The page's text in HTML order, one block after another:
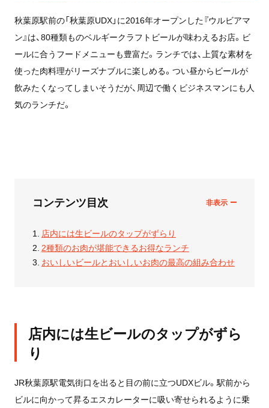
秋葉原駅前の「秋葉原UDX」に2016年オープンした『ウルビアマ
ン』は、80種類ものベルギークラフトビールが味わえるお店。ビ
ールに合うフードメニューも豊富だ。ランチでは、上質な素材を
使った肉料理がリーズナブルに楽しめる。つい昼からビールが
飲みたくなってしまいそうだが、周辺で働くビジネスマンにも人
気のランチだ。
コンテンツ目次
店内には生ビールのタップがずらり
2種類のお肉が堪能できるお得なランチ
おいしいビールとおいしいお肉の最高の組み合わせ
店内には生ビールのタップがずら
り
JR秋葉原駅電気街口を出ると目の前に立つUDXビル。駅前から
ビルに向かって昇るエスカレーターに吸い寄せられるように乗